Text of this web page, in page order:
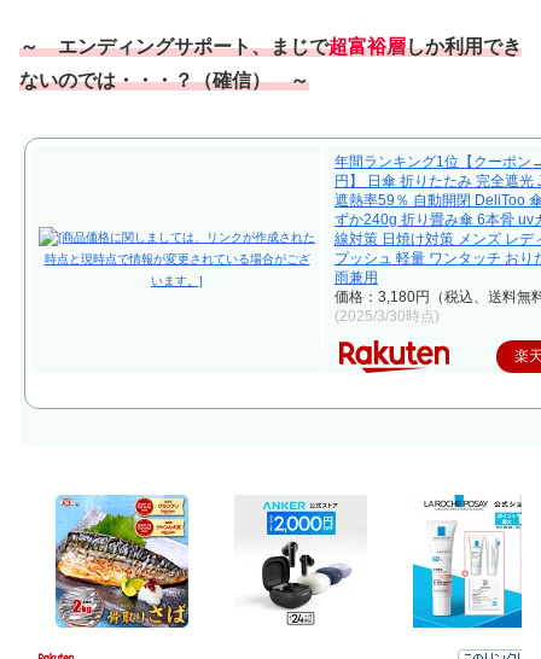
～ エンディングサポート、まじで超富裕層しか利用でき
ないのでは・・・？（確信）～
年間ランキング1位【クーポ
円】 日傘 折りたたみ 完全遮光
遮熱率59％ 自動開閉 DeliToo
ずか240g 折り畳み傘 6本骨 uv
線対策 日焼け対策 メンズ レデ
プッシュ 軽量 ワンタッチ おり
雨兼用
価格：3,180円（税込、送料無
(2025/3/30時点)
楽